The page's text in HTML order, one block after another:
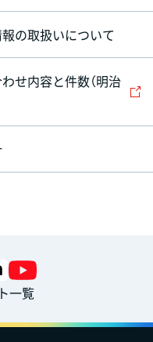
の取扱いについて
せ内容と件数（明治
一覧